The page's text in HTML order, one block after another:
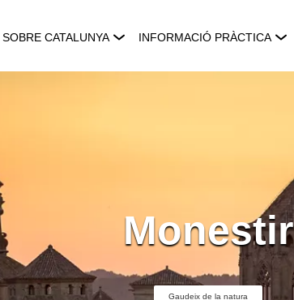
SOBRE CATALUNYA INFORMACIÓ PRÀCTICA
Monestir
Gaudeix de la natura